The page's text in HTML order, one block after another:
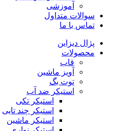
آموزشی
سوالات متداول
تماس با ما
پژال دیزاین
محصولات
قاب
آویز ماشین
توت بگ
استیکر ضد آب
استیکر تکی
استیکر چند تایی
استیکر ماشین